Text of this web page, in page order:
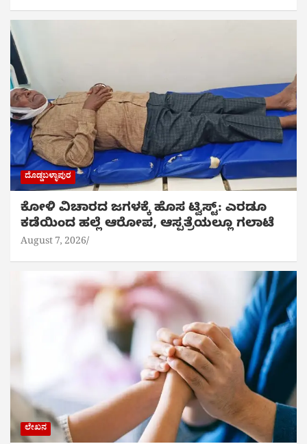
ದೊಡ್ಡಬಳ್ಳಾಪುರ
ಕೋಳಿ ವಿಚಾರದ ಜಗಳಕ್ಕೆ ಹೊಸ ಟ್ವಿಸ್ಟ್: ಎರಡೂ
ಕಡೆಯಿಂದ ಹಲ್ಲೆ ಆರೋಪ, ಆಸ್ಪತ್ರೆಯಲ್ಲೂ ಗಲಾಟೆ
August 7, 2026
ಲೇಖನ